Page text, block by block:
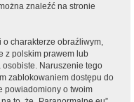
znaleźć na stronie
charakterze obraźliwym,
z polskim prawem lub
Naruszenie tego
zablokowaniem dostępu do
powiadomiony o twoim